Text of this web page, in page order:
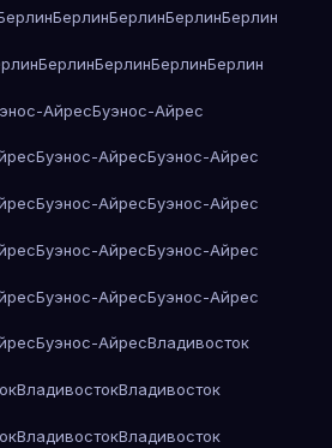
БерлинБерлинБерлинБерлин
БерлинБерлинБерлинБерлин
АйресБуэнос-Айрес
Буэнос-АйресБуэнос-Айрес
Буэнос-АйресБуэнос-Айрес
Буэнос-АйресБуэнос-Айрес
Буэнос-АйресБуэнос-Айрес
Буэнос-АйресВладивосток
ВладивостокВладивосток
ВладивостокВладивосток